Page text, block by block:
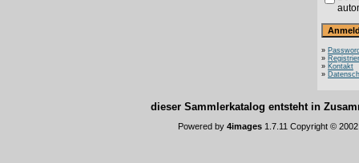
»
»
» Kontakt
»
dieser Sammlerkatalog entsteht in
Powered by 4images 1.7.11 Copyright ©